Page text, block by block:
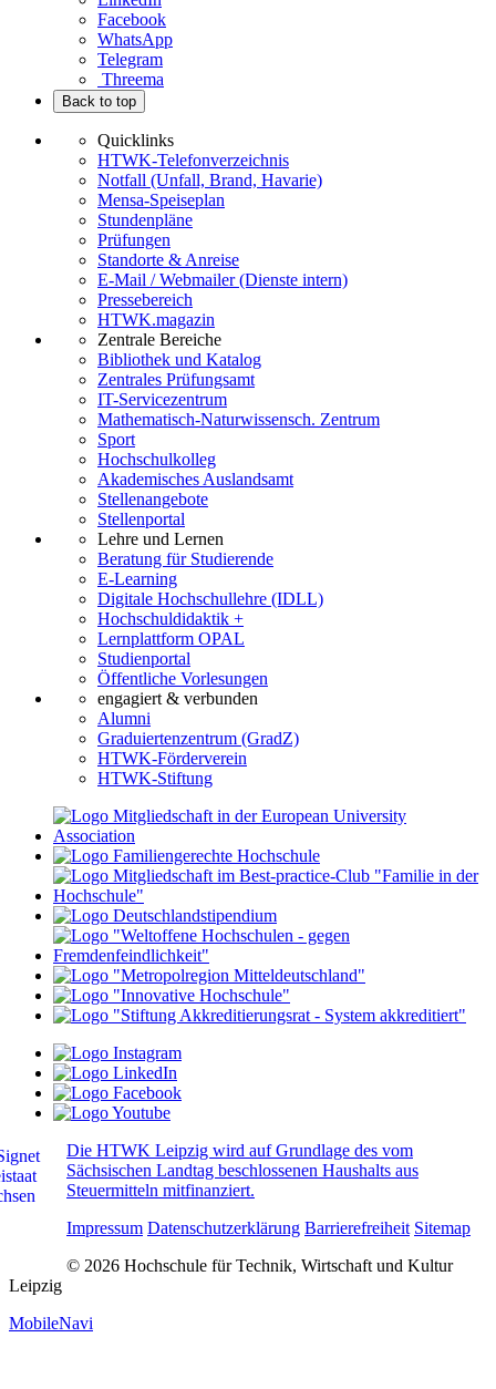
Facebook
WhatsApp
Telegram
Threema
Back to top
Quicklinks
HTWK-Telefonverzeichnis
Notfall (Unfall, Brand, Havarie)
Mensa-Speiseplan
Stundenpläne
Prüfungen
Standorte & Anreise
E-Mail / Webmailer (Dienste intern)
Pressebereich
HTWK.magazin
Zentrale Bereiche
Bibliothek und Katalog
Zentrales Prüfungsamt
IT-Servicezentrum
Mathematisch-Naturwissensch. Zentrum
Sport
Hochschulkolleg
Akademisches Auslandsamt
Stellenangebote
Stellenportal
Lehre und Lernen
Beratung für Studierende
E-Learning
Digitale Hochschullehre (IDLL)
Hochschuldidaktik +
Lernplattform OPAL
Studienportal
Öffentliche Vorlesungen
engagiert & verbunden
Alumni
Graduiertenzentrum (GradZ)
HTWK-Förderverein
HTWK-Stiftung
Die HTWK Leipzig wird auf Grundlage des vom
Sächsischen Landtag beschlossenen Haushalts aus
Steuermitteln mitfinanziert.
Impressum Datenschutzerklärung Barrierefreiheit Sitemap
© 2026 Hochschule für Technik, Wirtschaft und Kultur
Leipzig
MobileNavi